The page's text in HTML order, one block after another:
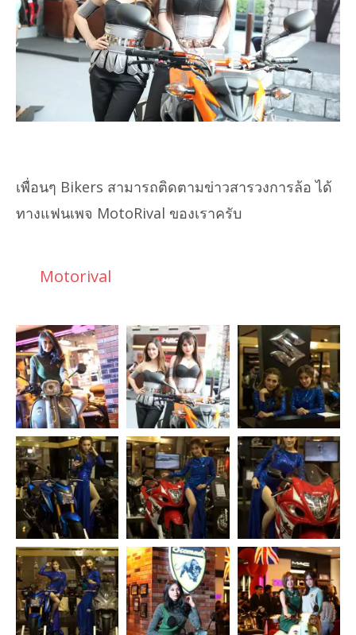
เพื่อนๆ Bikers สามารถติดตามข่าวสารวงการล้อ ได้
ทางแฟนเพจ MotoRival ของเราครับ
Motorival